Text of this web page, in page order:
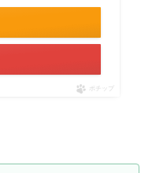
ポチップ